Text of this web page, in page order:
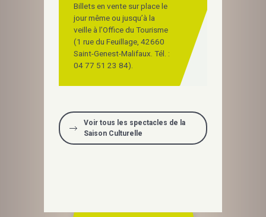
Billets en vente sur place le
jour même ou jusqu’à la
veille à l’Office du Tourisme
(1 rue du Feuillage, 42660
Saint-Genest-Malifaux. Tél. :
04 77 51 23 84).
Voir tous les spectacles de la
Saison Culturelle